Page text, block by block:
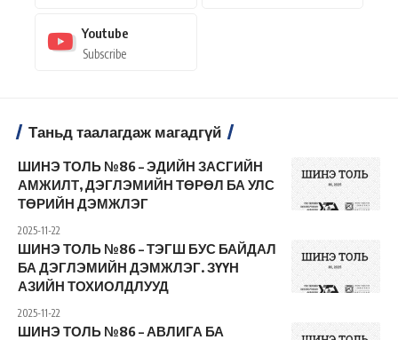
Youtube
Subscribe
Таньд таалагдаж магадгүй
ШИНЭ ТОЛЬ №86 – ЭДИЙН ЗАСГИЙН
АМЖИЛТ, ДЭГЛЭМИЙН ТӨРӨЛ БА УЛС
ТӨРИЙН ДЭМЖЛЭГ
2025-11-22
ШИНЭ ТОЛЬ №86 – ТЭГШ БУС БАЙДАЛ
БА ДЭГЛЭМИЙН ДЭМЖЛЭГ. ЗҮҮН
АЗИЙН ТОХИОЛДЛУУД
2025-11-22
ШИНЭ ТОЛЬ №86 – АВЛИГА БА